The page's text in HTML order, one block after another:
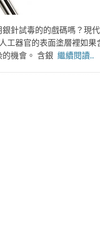
針試毒的的戲碼嗎？現
工器官的表面塗層裡如
機會。 含銀 繼續閱讀..